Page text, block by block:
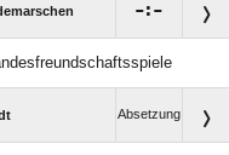
:
Absetzung